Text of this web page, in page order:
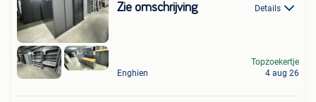
Zie omschrijving Details
Enghien
Topzoekertje
4 aug 26